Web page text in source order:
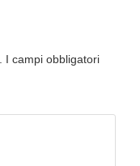
I campi obbligatori